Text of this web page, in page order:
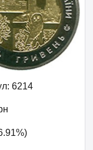
6214